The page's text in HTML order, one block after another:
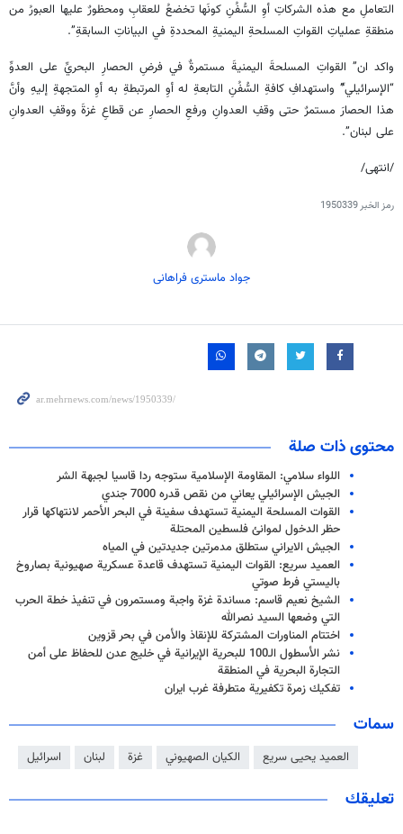
التعاملِ مع هذه الشركاتِ أوِ السُّفُنِ كونَها تخضعُ للعقابِ ومحظورٌ عليها العبورُ من
منطقةِ عملياتِ القواتِ المسلحةِ اليمنيةِ المحددةِ في البياناتِ السابقةِ”.
واكد ان” القواتِ المسلحةَ اليمنيةَ مستمرةٌ في فرضِ الحصارِ البحريِّ على العدوِّ
“الإسرائيلي”ِّ واستهدافِ كافةِ السُّفُنِ التابعةِ له أوِ المرتبطةِ به أوِ المتجهةِ إليهِ وأنَّ
هذا الحصارَ مستمرٌ حتى وقفِ العدوانِ ورفعِ الحصارِ عن قطاعِ غزةَ ووقفِ العدوانِ
على لبنان”.
/انتهى/
رمز الخبر1950339
جواد ماستری فراهانی
محتوى ذات صلة
اللواء سلامي: المقاومة الإسلامية ستوجه ردا قاسيا لجبهة الشر
الجيش الإسرائيلي يعاني من نقص قدره 7000 جندي
القوات المسلحة اليمنية تستهدف سفينة في البحر الأحمر لانتهاكها قرار
حظر الدخول لموانئ فلسطين المحتلة
الجيش الايراني ستطلق مدمرتين جديدتين في المياه
العميد سريع: القوات اليمنية تستهدف قاعدة عسكرية صهيونية بصاروخ
باليستي فرط صوتي
الشيخ نعيم قاسم: مساندة غزة واجبة ومستمرون في تنفيذ خطة الحرب
التي وضعها السيد نصرالله
اختتام المناورات المشتركة للإنقاذ والأمن في بحر قزوين
نشر الأسطول الـ100 للبحرية الإيرانية في خليج عدن للحفاظ على أمن
التجارة البحرية في المنطقة
تفكيك زمرة تكفيرية متطرفة غرب ايران
سمات
العميد يحيى سريع الكيان الصهيوني غزة لبنان اسرائيل
تعليقك